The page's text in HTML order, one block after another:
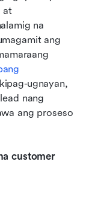
at
na
ang
ugnayan,
nang
ang proseso
customer